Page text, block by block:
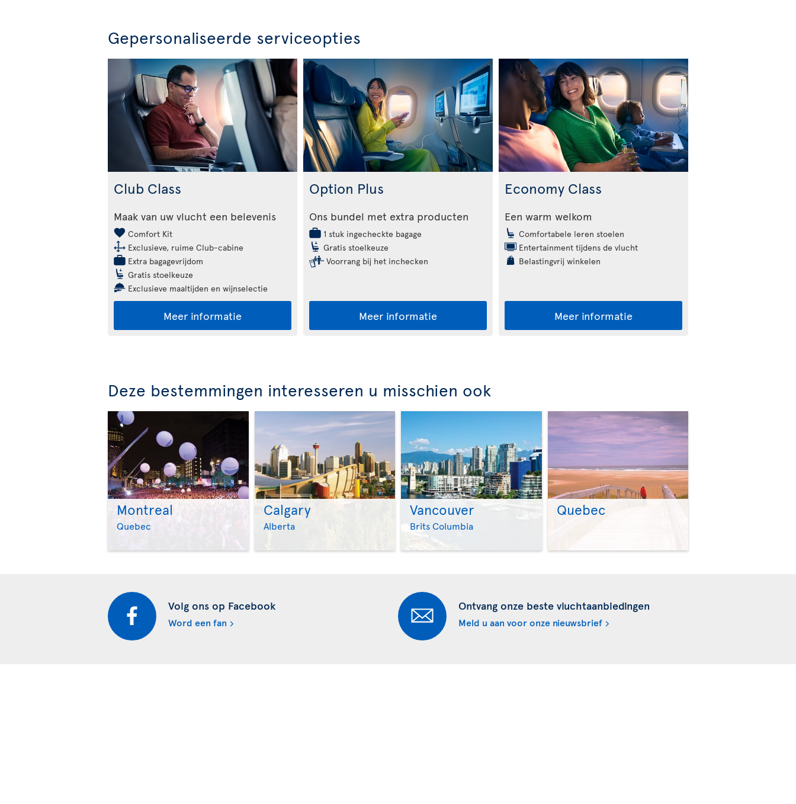
Gepersonaliseerde serviceopties
Club Class
Maak van uw vlucht een belevenis
Comfort Kit
Exclusieve, ruime Club-cabine
Extra bagagevrijdom
Gratis stoelkeuze
Exclusieve maaltijden en wijnselectie
Meer informatie
Option Plus
Ons bundel met extra producten
1 stuk ingecheckte bagage
Gratis stoelkeuze
Voorrang bij het inchecken
Meer informatie
Economy Class
Een warm welkom
Comfortabele leren stoelen
Entertainment tijdens de vlucht
Belastingvrij winkelen
Meer informatie
Deze bestemmingen interesseren u misschien ook
Montreal
Quebec >
Calgary
Alberta >
Vancouver
Brits Columbia
Quebec
Volg ons op Facebook
Word een fan
Ontvang onze beste vluchtaanbiedingen
Meld u aan voor onze nieuwsbrief